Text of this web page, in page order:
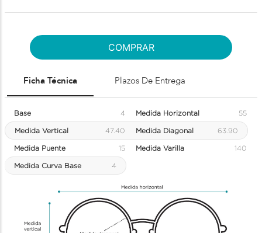
COMPRAR
Ficha Técnica Plazos De Entrega
Base 4 Medida Horizontal 55
Medida Vertical 47.40 Medida Diagonal 63.90
Medida Puente 15 Medida Varilla 140
Medida Curva Base 4